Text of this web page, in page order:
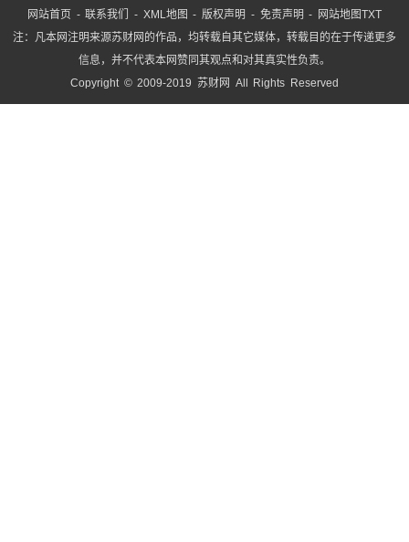
网站首页 -联系我们 - XML地图 -版权声明 - 免责声明 - 网站地图TXT
注：凡本网注明来源苏财网的作品，均转载自其它媒体，转载目的在于传递更多
信息，并不代表本网赞同其观点和对其真实性负责。
Copyright © 2009-2019 苏财网 All Rights Reserved